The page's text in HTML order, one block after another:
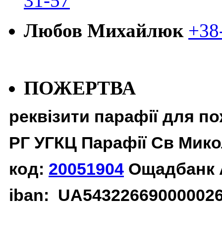
Любов Михайлюк
ПОЖЕРТВА
реквізити парафії для
РГ УГКЦ Парафії Св
код: 20051904 Ощадбанк
iban: